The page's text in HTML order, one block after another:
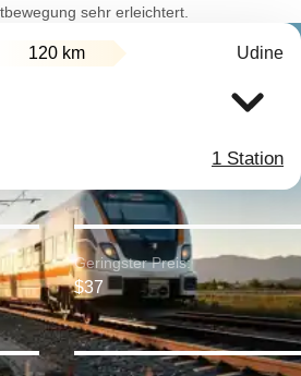
sehr erleichtert.
120 km Udine
1 Station
Geringster Preis:
$37